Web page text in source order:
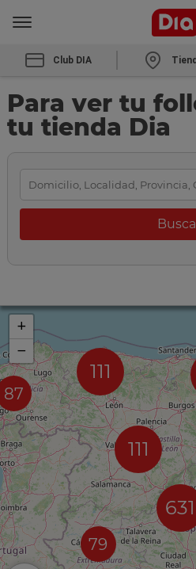
Club DIA
Para ver tu
tu tienda Dia
87
111
111
79
631
+
−